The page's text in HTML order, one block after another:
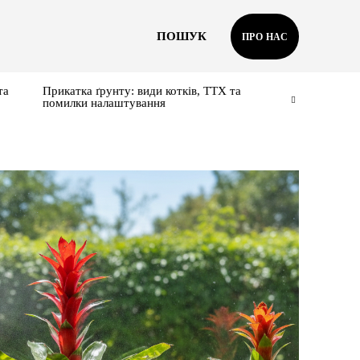
ПОШУК ПРО НАС
Прикатка ґрунту: види котків, ТТХ та
помилки налаштування